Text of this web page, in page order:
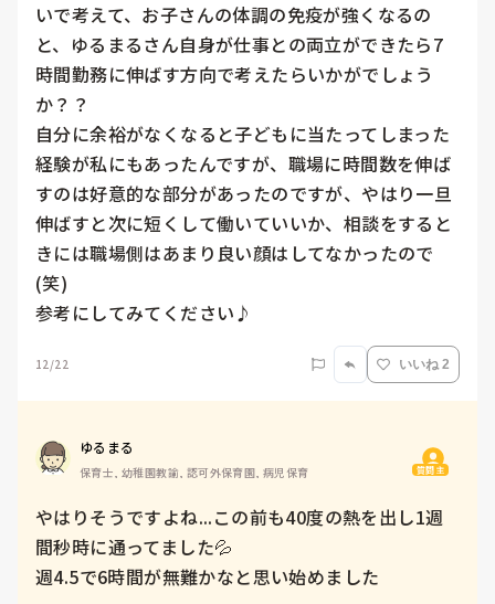
いで考えて、お子さんの体調の免疫が強くなるの
と、ゆるまるさん自身が仕事との両立ができたら7
時間勤務に伸ばす方向で考えたらいかがでしょう
か？？
自分に余裕がなくなると子どもに当たってしまった
経験が私にもあったんですが、職場に時間数を伸ば
すのは好意的な部分があったのですが、やはり一旦
伸ばすと次に短くして働いていいか、相談をすると
きには職場側はあまり良い顔はしてなかったので
(笑)
参考にしてみてください♪
12/22 いいね 2
ゆるまる
保育士, 幼稚園教諭, 認可外保育園, 病児保育 質問主
やはりそうですよね...この前も40度の熱を出し1週
間秒時に通ってました💦
週4.5で6時間が無難かなと思い始めました